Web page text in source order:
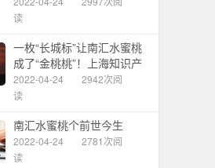
读
一枚“长城标”让南汇水蜜桃
成了“金桃桃”！上海知识产
权质押融资额10年10倍的
秘诀何在?
2022-04-24
2942次阅
读
南汇水蜜桃个前世今生
2022-04-24
2781次阅
读